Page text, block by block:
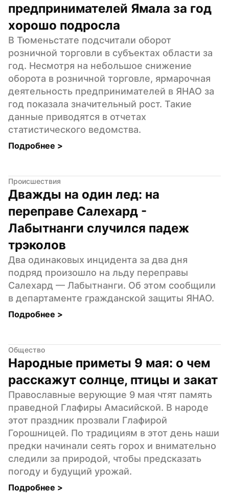
предпринимателей Ямала за год
хорошо подросла
В Тюменьстате подсчитали оборот
розничной торговли в субъектах области за
год. Несмотря на небольшое снижение
оборота в розничной торговле, ярмарочная
деятельность предпринимателей в ЯНАО за
год показала значительный рост. Такие
данные приводятся в отчетах
статистического ведомства.
Подробнее >
Происшествия
Дважды на один лед: на
переправе Салехард -
Лабытнанги случился падеж
трэколов
Два одинаковых инцидента за два дня
подряд произошло на льду переправы
Салехард — Лабытнанги. Об этом сообщили
в департаменте гражданской защиты ЯНАО.
Подробнее >
Общество
Народные приметы 9 мая: о чем
расскажут солнце, птицы и закат
Православные верующие 9 мая чтят память
праведной Глафиры Амасийской. В народе
этот праздник прозвали Глафирой
Горошницей. По традициям в этот день наши
предки начинали сеять горох и внимательно
следили за природой, чтобы предсказать
погоду и будущий урожай.
Подробнее >